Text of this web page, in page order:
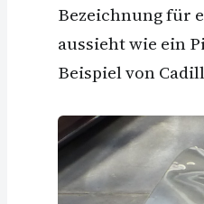
Bezeichnung für
aussieht wie ein
Beispiel von